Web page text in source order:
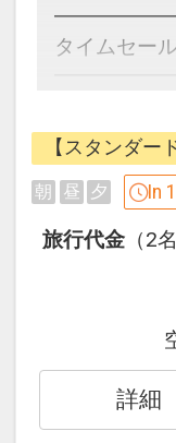
季節ごとの
した和洋ブ
季節ごとの
心とした和
す。スタッ
ス、毎朝取
のお味噌汁
堪能ください
タイムセー
イを叶える
■観光にもビ
ス】
・JR札幌
・地下街
際も濡れず
・新千歳空
物を持って
・ビル内に
【スタンダー
朝 昼 夕 In
旅行代金 （2
詳細